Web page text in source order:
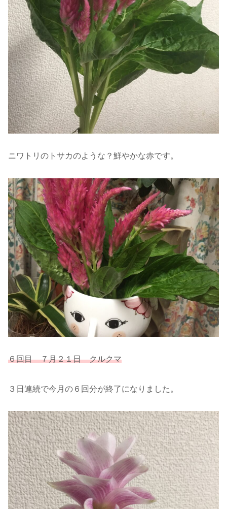
ニワトリのトサカのような？鮮やかな赤です。
６回目 ７月２１日 クルクマ
３日連続で今月の６回分が終了になりました。